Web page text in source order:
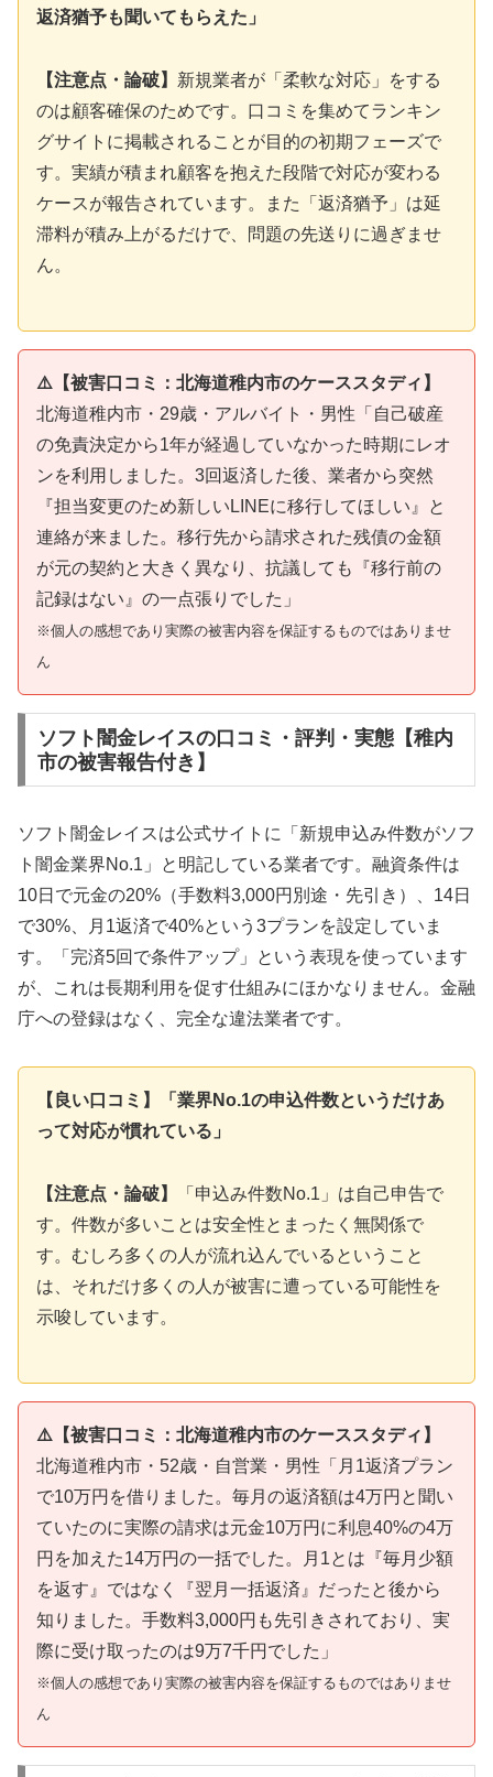
返済猶予も聞いてもらえた」
【注意点・論破】 新規業者が「柔軟な対応」をする
のは顧客確保のためです。口コミを集めてランキン
グサイトに掲載されることが目的の初期フェーズで
す。実績が積まれ顧客を抱えた段階で対応が変わる
ケースが報告されています。また「返済猶予」は延
滞料が積み上がるだけで、問題の先送りに過ぎませ
ん。
⚠️【被害口コミ：北海道稚内市のケーススタディ】
北海道稚内市・29歳・アルバイト・男性「自己破産
の免責決定から1年が経過していなかった時期にレオ
ンを利用しました。3回返済した後、業者から突然
『担当変更のため新しいLINEに移行してほしい』と
連絡が来ました。移行先から請求された残債の金額
が元の契約と大きく異なり、抗議しても『移行前の
記録はない』の一点張りでした」
※個人の感想であり実際の被害内容を保証するものではありませ
ん
ソフト闇金レイスの口コミ・評判・実態【稚内
市の被害報告付き】
ソフト闇金レイスは公式サイトに「新規申込み件数がソフ
ト闇金業界No.1」と明記している業者です。融資条件は
10日で元金の20%（手数料3,000円別途・先引き）、14日
で30%、月1返済で40%という3プランを設定していま
す。「完済5回で条件アップ」という表現を使っています
が、これは長期利用を促す仕組みにほかなりません。金融
庁への登録はなく、完全な違法業者です。
【良い口コミ】「業界No.1の申込件数というだけあ
って対応が慣れている」
【注意点・論破】
「申込み件数No.1」は自己申告で
す。件数が多いことは安全性とまったく無関係で
す。むしろ多くの人が流れ込んでいるということ
は、それだけ多くの人が被害に遭っている可能性を
示唆しています。
⚠️【被害口コミ：北海道稚内市のケーススタディ】
北海道稚内市・52歳・自営業・男性「月1返済プラン
で10万円を借りました。毎月の返済額は4万円と聞い
ていたのに実際の請求は元金10万円に利息40%の4万
円を加えた14万円の一括でした。月1とは『毎月少額
を返す』ではなく『翌月一括返済』だったと後から
知りました。手数料3,000円も先引きされており、実
際に受け取ったのは9万7千円でした」
※個人の感想であり実際の被害内容を保証するものではありませ
ん